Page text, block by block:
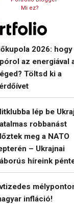
Mi ez?
2026: hogy
az energiával
Töltsd ki a
lép be
robbanást
meg a NATO
– Ukrajnai
híreink
infláció!